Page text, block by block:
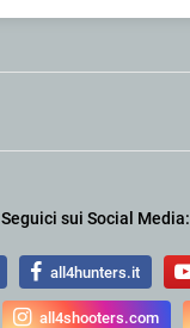
Seguici sui Social Media:
all4hunters.it
all4shooters.com